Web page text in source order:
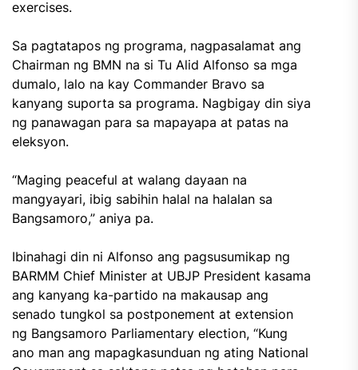
exercises.
Sa pagtatapos ng programa, nagpasalamat ang
Chairman ng BMN na si Tu Alid Alfonso sa mga
dumalo, lalo na kay Commander Bravo sa
kanyang suporta sa programa. Nagbigay din siya
ng panawagan para sa mapayapa at patas na
eleksyon.
“Maging peaceful at walang dayaan na
mangyayari, ibig sabihin halal na halalan sa
Bangsamoro,” aniya pa.
Ibinahagi din ni Alfonso ang pagsusumikap ng
BARMM Chief Minister at UBJP President kasama
ang kanyang ka-partido na makausap ang
senado tungkol sa postponement at extension
ng Bangsamoro Parliamentary election, “Kung
ano man ang mapagkasunduan ng ating National